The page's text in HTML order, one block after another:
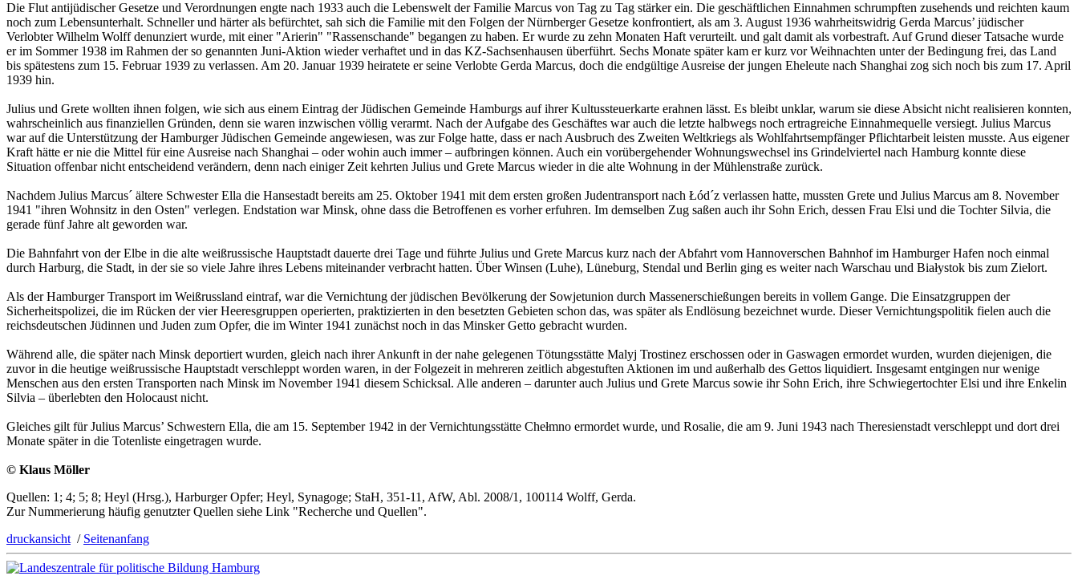
Die Flut antijüdischer Gesetze und Verordnungen engte nach 1933 auch die Lebenswelt der Familie Marcus von Tag zu Tag stärker ein. Die geschäftlichen Einnahmen schrumpften zusehends und reichten kaum
noch zum Lebensunterhalt. Schneller und härter als befürchtet, sah sich die Familie mit den Folgen der Nürnberger Gesetze konfrontiert, als am 3. August 1936 wahrheitswidrig Gerda Marcus’ jüdischer
Verlobter Wilhelm Wolff denunziert wurde, mit einer "Arierin" "Rassenschande" begangen zu haben. Er wurde zu zehn Monaten Haft verurteilt. und galt damit als vorbestraft. Auf Grund dieser Tatsache wurde
er im Sommer 1938 im Rahmen der so genannten Juni-Aktion wieder verhaftet und in das KZ-Sachsenhausen überführt. Sechs Monate später kam er kurz vor Weihnachten unter der Bedingung frei, das Land
bis spätestens zum 15. Februar 1939 zu verlassen. Am 20. Januar 1939 heiratete er seine Verlobte Gerda Marcus, doch die endgültige Ausreise der jungen Eheleute nach Shanghai zog sich noch bis zum 17. April
1939 hin.
Julius und Grete wollten ihnen folgen, wie sich aus einem Eintrag der Jüdischen Gemeinde Hamburgs auf ihrer Kultussteuerkarte erahnen lässt. Es bleibt unklar, warum sie diese Absicht nicht realisieren konnten,
wahrscheinlich aus finanziellen Gründen, denn sie waren inzwischen völlig verarmt. Nach der Aufgabe des Geschäftes war auch die letzte halbwegs noch ertragreiche Einnahmequelle versiegt. Julius Marcus
war auf die Unterstützung der Hamburger Jüdischen Gemeinde angewiesen, was zur Folge hatte, dass er nach Ausbruch des Zweiten Weltkriegs als Wohlfahrtsempfänger Pflichtarbeit leisten musste. Aus eigener
Kraft hätte er nie die Mittel für eine Ausreise nach Shanghai – oder wohin auch immer – aufbringen können. Auch ein vorübergehender Wohnungswechsel ins Grindelviertel nach Hamburg konnte diese
Situation offenbar nicht entscheidend verändern, denn nach einiger Zeit kehrten Julius und Grete Marcus wieder in die alte Wohnung in der Mühlenstraße zurück.
Nachdem Julius Marcus´ ältere Schwester Ella die Hansestadt bereits am 25. Oktober 1941 mit dem ersten großen Judentransport nach Łód´z verlassen hatte, mussten Grete und Julius Marcus am 8. November
1941 "ihren Wohnsitz in den Osten" verlegen. Endstation war Minsk, ohne dass die Betroffenen es vorher erfuhren. Im demselben Zug saßen auch ihr Sohn Erich, dessen Frau Elsi und die Tochter Silvia, die
gerade fünf Jahre alt geworden war.
Die Bahnfahrt von der Elbe in die alte weißrussische Hauptstadt dauerte drei Tage und führte Julius und Grete Marcus kurz nach der Abfahrt vom Hannoverschen Bahnhof im Hamburger Hafen noch einmal
durch Harburg, die Stadt, in der sie so viele Jahre ihres Lebens miteinander verbracht hatten. Über Winsen (Luhe), Lüneburg, Stendal und Berlin ging es weiter nach Warschau und Białystok bis zum Zielort.
Als der Hamburger Transport im Weißrussland eintraf, war die Vernichtung der jüdischen Bevölkerung der Sowjetunion durch Massenerschießungen bereits in vollem Gange. Die Einsatzgruppen der
Sicherheitspolizei, die im Rücken der vier Heeresgruppen operierten, praktizierten in den besetzten Gebieten schon das, was später als Endlösung bezeichnet wurde. Dieser Vernichtungspolitik fielen auch die
reichsdeutschen Jüdinnen und Juden zum Opfer, die im Winter 1941 zunächst noch in das Minsker Getto gebracht wurden.
Während alle, die später nach Minsk deportiert wurden, gleich nach ihrer Ankunft in der nahe gelegenen Tötungsstätte Malyj Trostinez erschossen oder in Gaswagen ermordet wurden, wurden diejenigen, die
zuvor in die heutige weißrussische Hauptstadt verschleppt worden waren, in der Folgezeit in mehreren zeitlich abgestuften Aktionen im und außerhalb des Gettos liquidiert. Insgesamt entgingen nur wenige
Menschen aus den ersten Transporten nach Minsk im November 1941 diesem Schicksal. Alle anderen – darunter auch Julius und Grete Marcus sowie ihr Sohn Erich, ihre Schwiegertochter Elsi und ihre Enkelin
Silvia – überlebten den Holocaust nicht.
Gleiches gilt für Julius Marcus’ Schwestern Ella, die am 15. September 1942 in der Vernichtungsstätte Chełmno ermordet wurde, und Rosalie, die am 9. Juni 1943 nach Theresienstadt verschleppt und dort drei
Monate später in die Totenliste eingetragen wurde.
© Klaus Möller
Quellen: 1; 4; 5; 8; Heyl (Hrsg.), Harburger Opfer; Heyl, Synagoge; StaH, 351-11, AfW, Abl. 2008/1, 100114 Wolff, Gerda.
Zur Nummerierung häufig genutzter Quellen siehe Link "Recherche und Quellen".
druckansicht / Seitenanfang